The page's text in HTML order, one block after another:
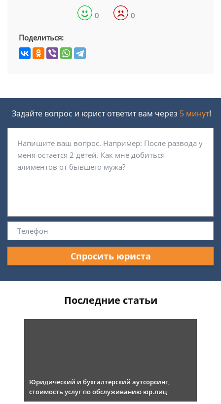
0 0
Поделиться:
Задайте вопрос и юрист ответит вам через 5 минут!
Спросить юриста
Последние статьи
Юридический и бухгалтерский аутсорсинг,
стоимость услуг по обслуживанию юр.лиц